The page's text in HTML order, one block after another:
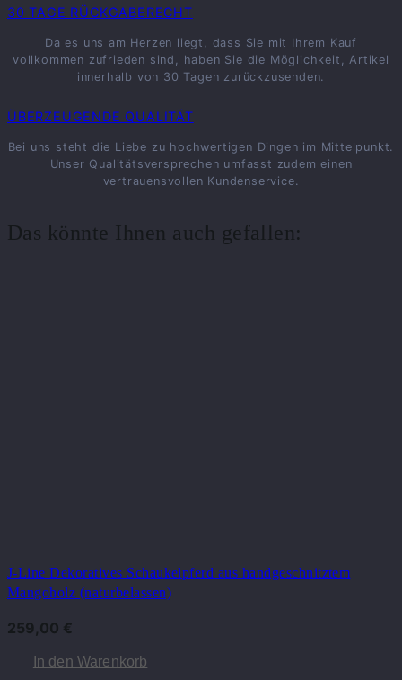
30 TAGE RÜCKGABERECHT
Da es uns am Herzen liegt, dass Sie mit Ihrem Kauf
vollkommen zufrieden sind, haben Sie die Möglichkeit, Artikel
innerhalb von 30 Tagen zurückzusenden.
ÜBERZEUGENDE QUALITÄT
Bei uns steht die Liebe zu hochwertigen Dingen im Mittelpunkt.
Unser Qualitätsversprechen umfasst zudem einen
vertrauensvollen Kundenservice.
Das könnte Ihnen auch gefallen:
J-Line Dekoratives Schaukelpferd aus handgeschnitztem
Mangoholz (naturbelassen)
259,00 €
In den Warenkorb